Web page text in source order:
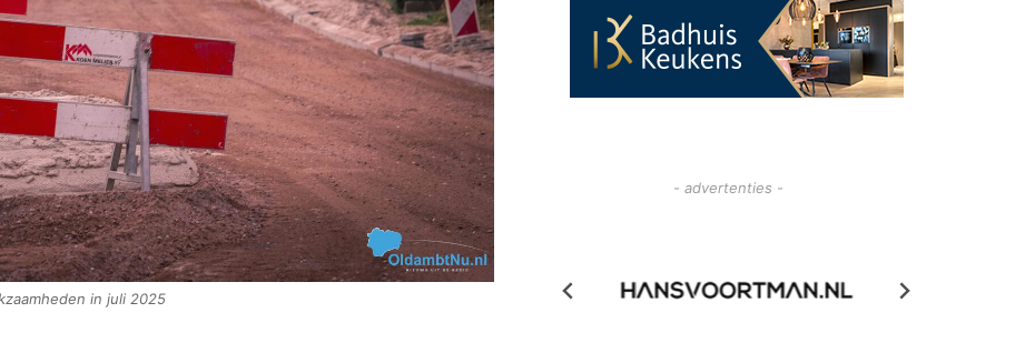
in juli 2025
- advertenties -